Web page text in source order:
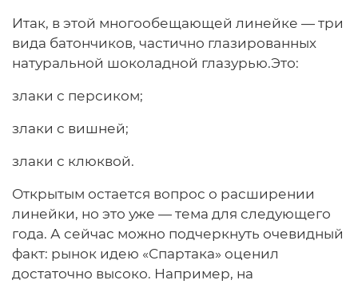
Итак, в этой многообещающей линейке — три
вида батончиков, частично глазированных
натуральной шоколадной глазурью.Это:
злаки с персиком;
злаки с вишней;
злаки с клюквой.
Открытым остается вопрос о расширении
линейки, но это уже — тема для следующего
года. А сейчас можно подчеркнуть очевидный
факт: рынок идею «Спартака» оценил
достаточно высоко. Например, на